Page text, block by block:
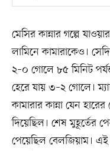
মেসির কান্নার গল্পে
লামিনে কামারাকেও।
২–০ গোলে ৮৫ মিনিট
হেরে যায় ৩–২ গোলে।
কামারার কান্না যেন
দিয়েছিল। শেষ মুহূর্তের
পেয়েছিল বেলজিয়াম। এই